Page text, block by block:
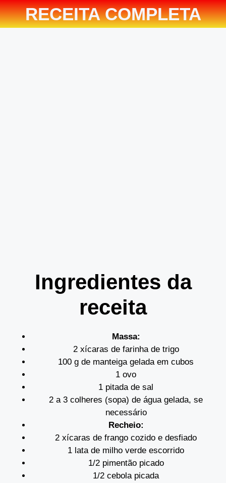
RECEITA COMPLETA
Ingredientes da
receita
Massa:
2 xícaras de farinha de trigo
100 g de manteiga gelada em cubos
1 ovo
1 pitada de sal
2 a 3 colheres (sopa) de água gelada, se
necessário
Recheio:
2 xícaras de frango cozido e desfiado
1 lata de milho verde escorrido
1/2 pimentão picado
1/2 cebola picada